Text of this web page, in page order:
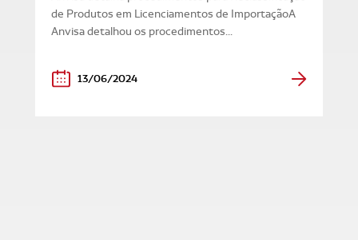
de Produtos em Licenciamentos de ImportaçãoA
Anvisa detalhou os procedimentos...
13/06/2024